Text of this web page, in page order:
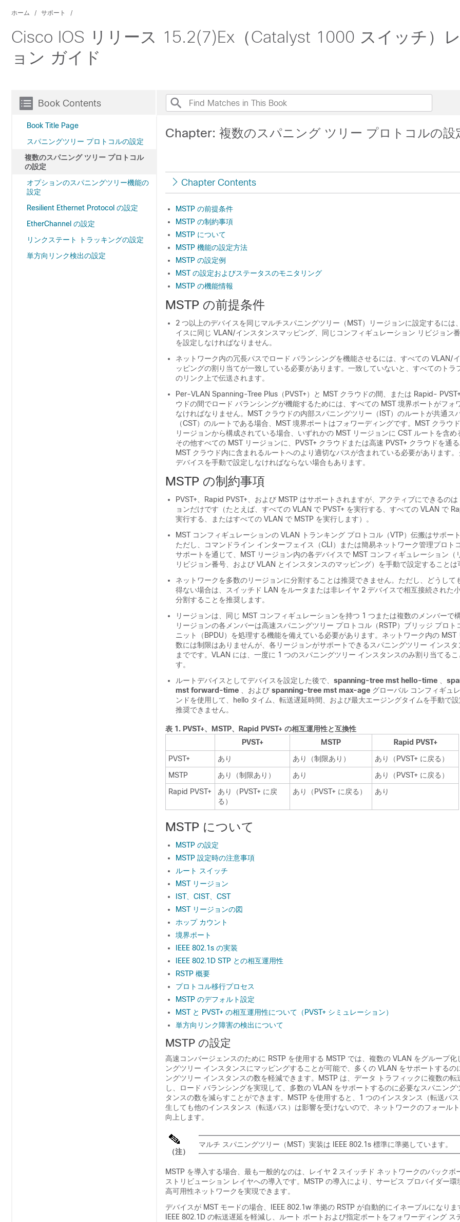
ホーム サポート
Cisco IOS リリース 15.2(7)Ex（Catalyst 1000 スイッチ）
ョン ガイド
Book Contents
Book Title Page
スパニングツリー プロトコルの設定
複数のスパニング ツリー プロトコル
の設定
オプションのスパニングツリー機能の
設定
Resilient Ethernet Protocol の設定
EtherChannel の設定
リンクステート トラッキングの設定
単方向リンク検出の設定
Chapter: 複数のスパニング ツリー プロトコルの設
Chapter Contents
MSTP の前提条件
MSTP の制約事項
MSTP について
MSTP 機能の設定方法
MSTP の設定例
MST の設定およびステータスのモニタリング
MSTP の機能情報
MSTP の前提条件
2 つ以上のデバイスを同じマルチスパニングツリー（MST）リージョンに設定するには
イスに同じ VLAN/インスタンスマッピング、同じコンフィギュレーション リビジョン
を設定しなければなりません。
ネットワーク内の冗長パスでロード バランシングを機能させるには、すべての VLAN/
ッピングの割り当てが一致している必要があります。一致していないと、すべてのトラ
のリンク上で伝送されます。
Per-VLAN Spanning-Tree Plus（PVST+）と MST クラウドの間、または Rapid-
ウドの間でロード バランシングが機能するためには、すべての MST 境界ポートがフォ
なければなりません。MST クラウドの内部スパニングツリー（IST）のルートが共通ス
（CST）のルートである場合、MST 境界ポートはフォワーディングです。MST クラウ
リージョンから構成されている場合、いずれかの MST リージョンに CST ルートを含め
その他すべての MST リージョンに、PVST+ クラウドまたは高速 PVST+ クラウドを通る
MST クラウド内に含まれるルートへのより適切なパスが含まれている必要があります
デバイスを手動で設定しなければならない場合もあります。
MSTP の制約事項
PVST+、Rapid PVST+、および MSTP はサポートされますが、アクティブにできるの
ョンだけです（たとえば、すべての VLAN で PVST+ を実行する、すべての VLAN で
実行する、またはすべての VLAN で MSTP を実行します）。
MST コンフィギュレーションの VLAN トランキング プロトコル（VTP）伝搬はサポート
ただし、コマンドライン インターフェイス（CLI）または簡易ネットワーク管理プロト
サポートを通じて、MST リージョン内の各デバイスで MST コンフィギュレーション（
リビジョン番号、および VLAN とインスタンスのマッピング）を手動で設定することは
ネットワークを多数のリージョンに分割することは推奨できません。ただし、どうして
得ない場合は、スイッチド LAN をルータまたは非レイヤ 2 デバイスで相互接続された
分割することを推奨します。
リージョンは、同じ MST コンフィギュレーションを持つ 1 つまたは複数のメンバーで
リージョンの各メンバーは高速スパニングツリー プロトコル（RSTP）ブリッジ プロト
ニット（BPDU）を処理する機能を備えている必要があります。ネットワーク内の MST
数には制限はありませんが、各リージョンがサポートできるスパニングツリー インス
までです。VLAN には、一度に 1 つのスパニングツリー インスタンスのみ割り当てるこ
す。
ルートデバイスとしてデバイスを設定した後で、 spanning-tree mst hello-time
mst forward-time
、および spanning-tree mst max-age グローバル コンフィギュ
ンドを使用して、hello タイム、転送遅延時間、および最大エージングタイムを手動で
推奨できません。
表 1. PVST+、MSTP、Rapid PVST+ の相互運用性と互換性
PVST+
MSTP
Rapid PVST+
PVST+
あり あり（制限あり）
あり（PVST+ に戻る）
MSTP
あり（制限あり） あり
あり（PVST+ に戻る）
Rapid PVST+
あり（PVST+ に戻
る）
あり（PVST+ に戻る） あり
MSTP について
MSTP の設定
MSTP 設定時の注意事項
ルート スイッチ
MST リージョン
IST、CIST、CST
MST リージョンの図
ホップ カウント
境界ポート
IEEE 802.1s の実装
IEEE 802.1D STP との相互運用性
RSTP 概要
プロトコル移行プロセス
MSTP のデフォルト設定
MST と PVST+ の相互運用性について（PVST+ シミュレーション）
単方向リンク障害の検出について
MSTP の設定
高速コンバージェンスのために RSTP を使用する MSTP では、複数の VLAN をグループ化
ングツリー インスタンスにマッピングすることが可能で、多くの VLAN をサポートするの
ングツリー インスタンスの数を軽減できます。MSTP は、データ トラフィックに複数の転
し、ロード バランシングを実現して、多数の VLAN をサポートするのに必要なスパニング
タンスの数を減らすことができます。MSTP を使用すると、1 つのインスタンス（転送パ
生しても他のインスタンス（転送パス）は影響を受けないので、ネットワークのフォール
向上します。
（注）
マルチ スパニングツリー（MST）実装は IEEE 802.1s 標準に準拠しています。
MSTP を導入する場合、最も一般的なのは、レイヤ 2 スイッチド ネットワークのバックボ
ストリビューション レイヤへの導入です。MSTP の導入により、サービス プロバイダー環
高可用性ネットワークを実現できます。
デバイスが MST モードの場合、IEEE 802.1w 準拠の RSTP が自動的にイネーブルになりま
IEEE 802.1D の転送遅延を軽減し、ルート ポートおよび指定ポートをフォワーディング ス